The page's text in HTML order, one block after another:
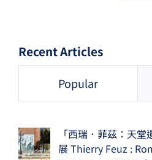
Recent Articles
Popular
「西瑞．菲茲：天
展 Thierry Feuz :